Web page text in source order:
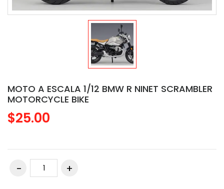
MOTO A ESCALA 1/12 BMW R NINET SCRAMBLER
MOTORCYCLE BIKE
$25.00